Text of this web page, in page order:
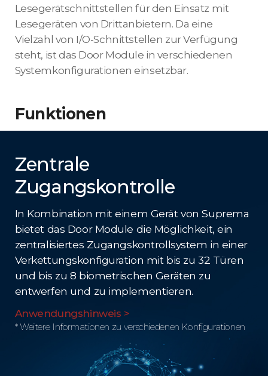
Lesegerätschnittstellen für den Einsatz mit
Lesegeräten von Drittanbietern. Da eine
Vielzahl von I/O-Schnittstellen zur Verfügung
steht, ist das Door Module in verschiedenen
Systemkonfigurationen einsetzbar.
Funktionen
Zentrale
Zugangskontrolle
In Kombination mit einem Gerät von Suprema
bietet das Door Module die Möglichkeit, ein
zentralisiertes Zugangskontrollsystem in einer
Verkettungskonfiguration mit bis zu 32 Türen
und bis zu 8 biometrischen Geräten zu
entwerfen und zu implementieren.
Anwendungshinweis >
* Weitere Informationen zu verschiedenen Konfigurationen